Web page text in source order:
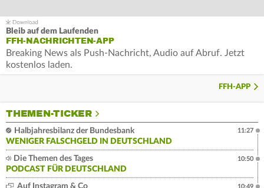
Bleib auf dem Laufenden
FFH-NACHRICHTEN-APP
Breaking News als Push-Nachricht, Audio auf Abruf. Jetzt
kostenlos laden.
FFH-APP
THEMEN-TICKER
Halbjahresbilanz der Bundesbank
WENIGER FALSCHGELD IN DEUTSCHLAND
11:27
Die Themen des Tages
PODCAST FÜR DEUTSCHLAND
10:50
Auf Instagram & Co
10:49